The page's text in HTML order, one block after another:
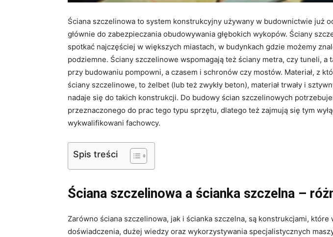
Ściana szczelinowa to system konstrukcyjny używany w budownictwie już
głównie do zabezpieczania obudowywania głębokich wykopów. Ściany
spotkać najczęściej w większych miastach, w budynkach gdzie możemy
podziemne. Ściany szczelinowe wspomagają też ściany metra, czy tuneli, a
przy budowaniu pompowni, a czasem i schronów czy mostów. Materiał, z
ściany szczelinowe, to żelbet (lub też zwykły beton), materiał trwały i
nadaje się do takich konstrukcji. Do budowy ścian szczelinowych
przeznaczonego do prac tego typu sprzętu, dlatego też zajmują się tym
wykwalifikowani fachowcy.
Spis treści
Ściana szczelinowa a ścianka szczelna –
Zarówno ściana szczelinowa, jak i ścianka szczelna, są konstrukcjami, które
doświadczenia, dużej wiedzy oraz wykorzystywania specjalistycznych